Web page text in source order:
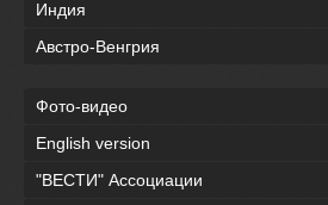
Индия
Австро-Венгрия
Фото-видео
English version
"ВЕСТИ" Ассоциации